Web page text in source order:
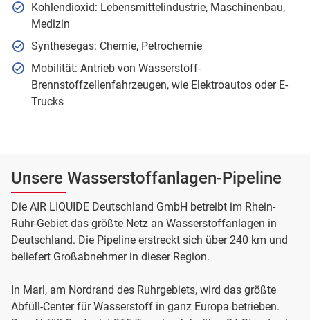
Kohlendioxid: Lebensmittelindustrie, Maschinenbau,
Medizin
Synthesegas: Chemie, Petrochemie
Mobilität: Antrieb von Wasserstoff-
Brennstoffzellenfahrzeugen, wie Elektroautos oder E-
Trucks
Unsere Wasserstoffanlagen-Pipeline
Die AIR LIQUIDE Deutschland GmbH betreibt im Rhein-
Ruhr-Gebiet das größte Netz an Wasserstoffanlagen in
Deutschland. Die Pipeline erstreckt sich über 240 km und
beliefert Großabnehmer in dieser Region.
In Marl, am Nordrand des Ruhrgebiets, wird das größte
Abfüll-Center für Wasserstoff in ganz Europa betrieben.